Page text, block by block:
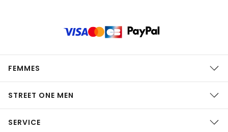
FEMMES
STREET ONE MEN
SERVICE